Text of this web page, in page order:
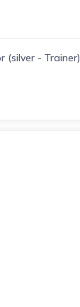
(silver - Trainer)